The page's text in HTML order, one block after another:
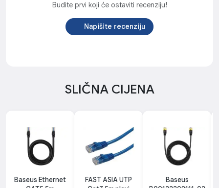
Budite prvi koji će ostaviti recenziju!
Napišite recenziju
SLIČNA CIJENA
Baseus Ethernet
FAST ASIA UTP
Baseus